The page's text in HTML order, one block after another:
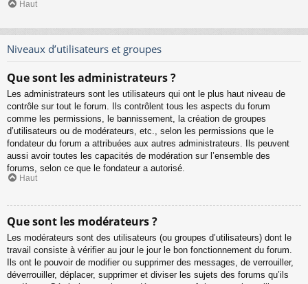
Haut
Niveaux d’utilisateurs et groupes
Que sont les administrateurs ?
Les administrateurs sont les utilisateurs qui ont le plus haut niveau de
contrôle sur tout le forum. Ils contrôlent tous les aspects du forum
comme les permissions, le bannissement, la création de groupes
d’utilisateurs ou de modérateurs, etc., selon les permissions que le
fondateur du forum a attribuées aux autres administrateurs. Ils peuvent
aussi avoir toutes les capacités de modération sur l’ensemble des
forums, selon ce que le fondateur a autorisé.
Haut
Que sont les modérateurs ?
Les modérateurs sont des utilisateurs (ou groupes d’utilisateurs) dont le
travail consiste à vérifier au jour le jour le bon fonctionnement du forum.
Ils ont le pouvoir de modifier ou supprimer des messages, de verrouiller,
déverrouiller, déplacer, supprimer et diviser les sujets des forums qu’ils